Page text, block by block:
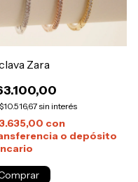
Zara
$10.516,67sin interés
con
o depósito